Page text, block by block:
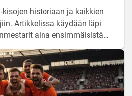
historiaan ja kaikkien
Artikkelissa käydään läpi
aina ensimmäisistä
historian merkittävimpiä